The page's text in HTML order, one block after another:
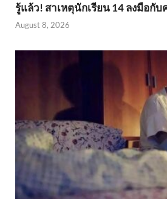
รู้แล้ว! สาเหตุนักเรียน 14 ลงมือกั
August 8, 2026